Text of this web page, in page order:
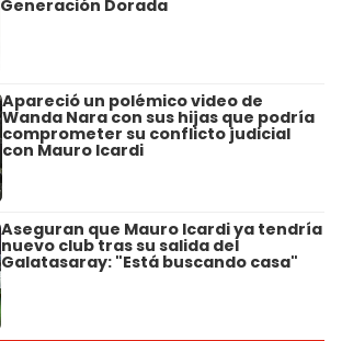
Generación Dorada
Apareció un polémico video de
Wanda Nara con sus hijas que podría
comprometer su conflicto judicial
con Mauro Icardi
Aseguran que Mauro Icardi ya tendría
nuevo club tras su salida del
Galatasaray: "Está buscando casa"